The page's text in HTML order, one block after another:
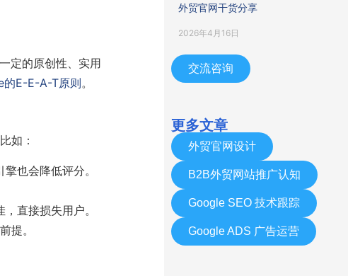
定的原创性、实用
E-E-A-T原则。
如：
也会降低评分。
直接损失用户。
提。
外贸官网干货分享
2026年4月16日
交流咨询
更多文章
外贸官网设计
B2B外贸网站推广认知
Google SEO 技术跟踪
Google ADS 广告运营